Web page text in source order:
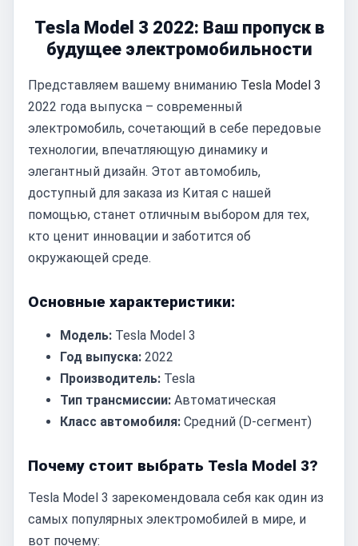
Tesla Model 3 2022: Ваш пропуск в
будущее электромобильности
Представляем вашему вниманию Tesla Model 3
2022 года выпуска – современный
электромобиль, сочетающий в себе передовые
технологии, впечатляющую динамику и
элегантный дизайн. Этот автомобиль,
доступный для заказа из Китая с нашей
помощью, станет отличным выбором для тех,
кто ценит инновации и заботится об
окружающей среде.
Основные характеристики:
Модель: Tesla Model 3
Год выпуска: 2022
Производитель: Tesla
Тип трансмиссии: Автоматическая
Класс автомобиля: Средний (D-сегмент)
Почему стоит выбрать Tesla Model 3?
Tesla Model 3 зарекомендовала себя как один из
самых популярных электромобилей в мире, и
вот почему: